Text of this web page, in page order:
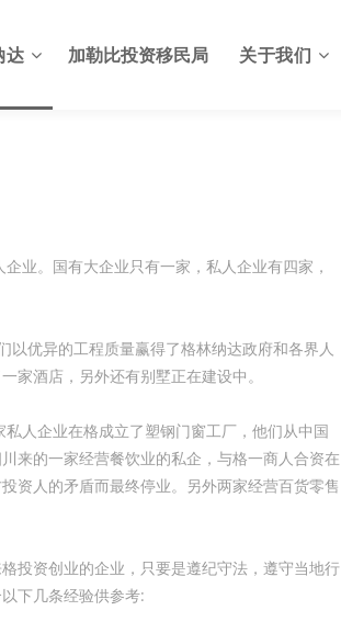
达
格林纳达使馆
格林纳达出入境及边检
格林纳达护照申请美国E2签
证
势
会
策
南
格林纳达基础设施
格林纳达自由贸易协定
加勒比投资移民局 关于我们
业。国有大企业只有一家，私人企业有四家，
优异的工程质量赢得了格林纳达政府和各界人
家酒店，另外还有别墅正在建设中。
人企业在格成立了塑钢门窗工厂，他们从中国
来的一家经营餐饮业的私企，与格一商人合资在
资人的矛盾而最终停业。另外两家经营百货零售
投资创业的企业，只要是遵纪守法，遵守当地行
下几条经验供参考: